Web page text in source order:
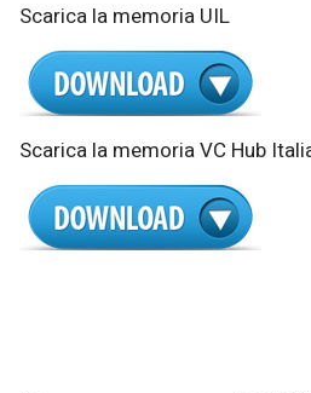
Scarica la memoria UIL
Scarica la memoria VC Hub